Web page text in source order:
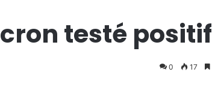
testé positif
0 17